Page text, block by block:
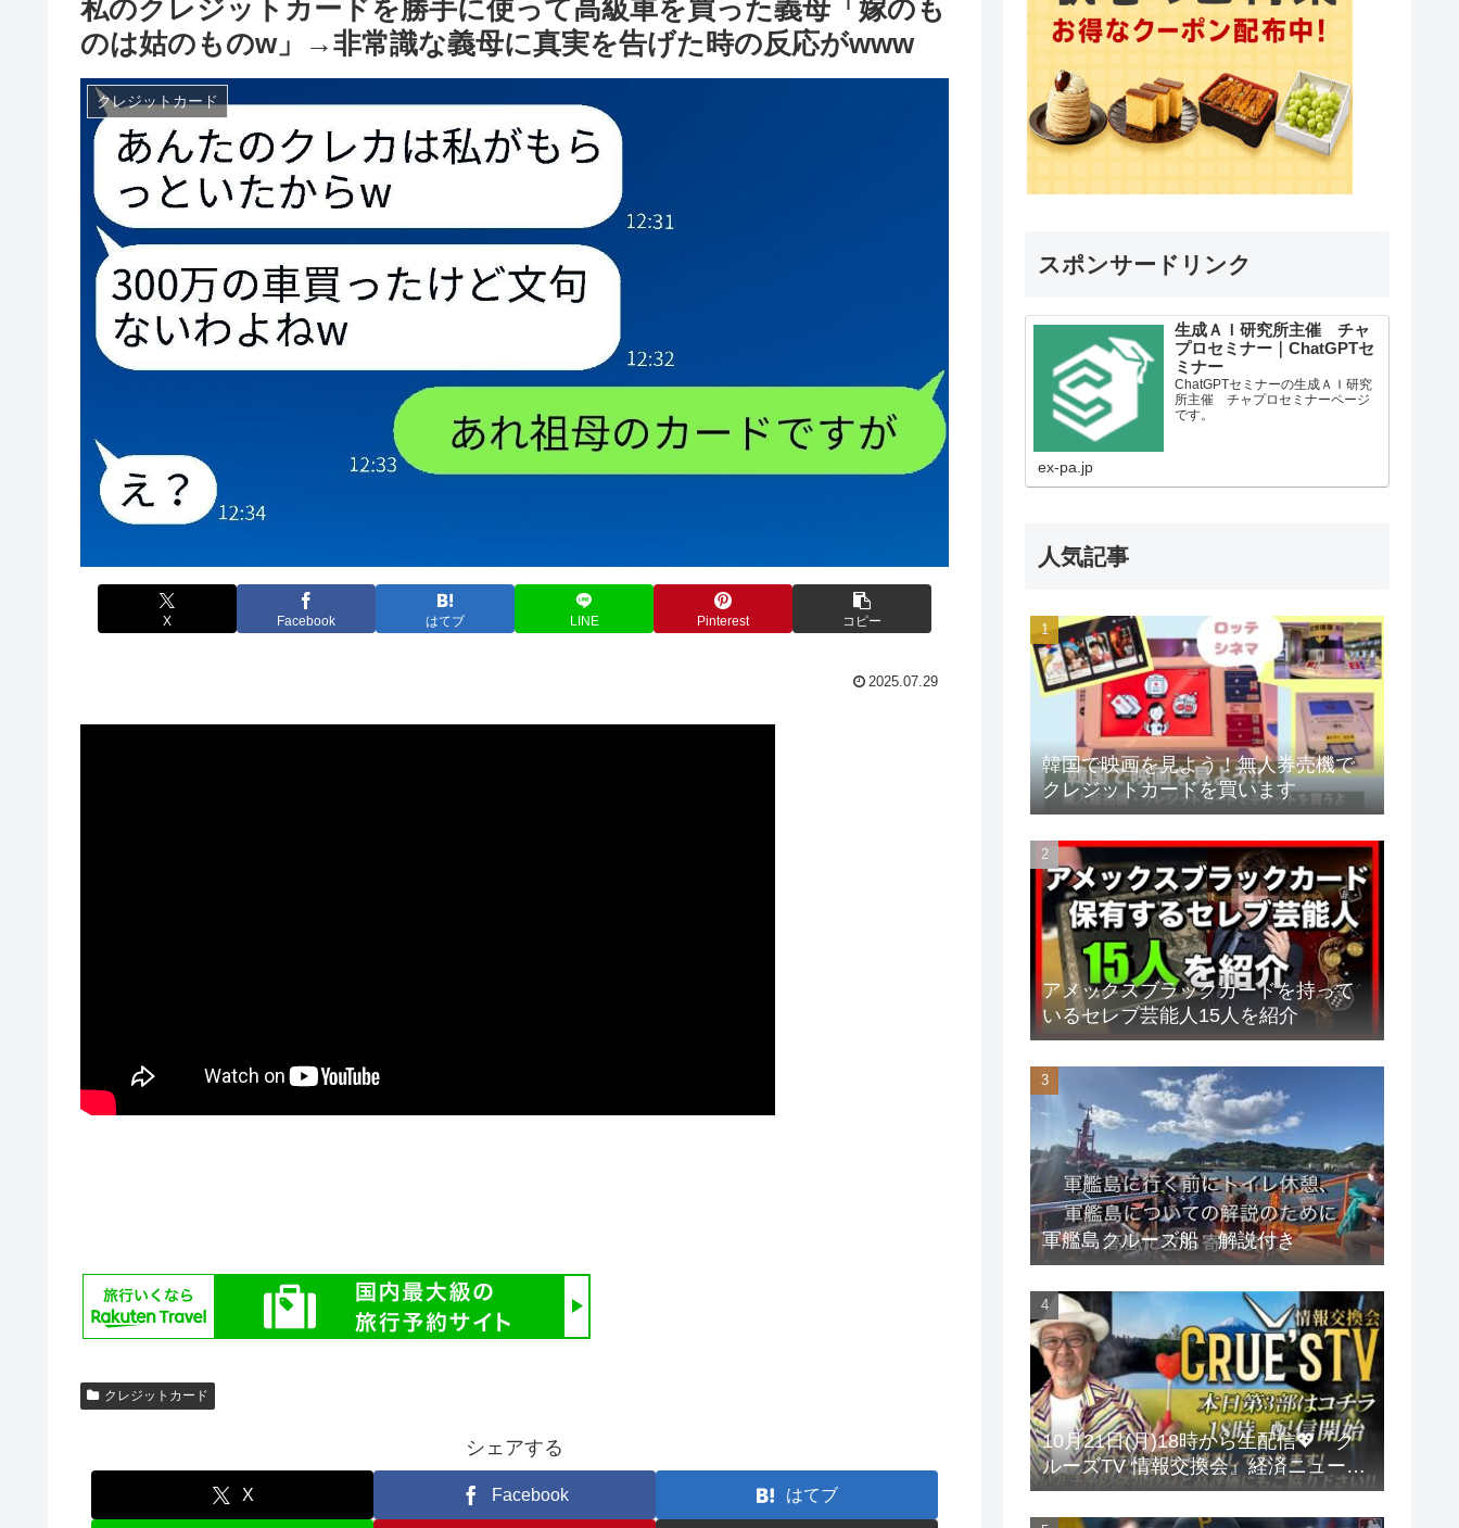
私のクレジットカードを勝手に使って高級車を買った義母「嫁のも
のは姑のものw」→非常識な義母に真実を告げた時の反応がwww
クレジットカード
X Facebook はてブ LINE Pinterest コピー
2025.07.29
クレジットカード
シェアする
X Facebook はてブ
スポンサードリンク
生成ＡＩ研究所主催 チャ
プロセミナー｜ChatGPTセ
ミナー
ChatGPTセミナーの生成ＡＩ研究
所主催 チャプロセミナーページ
です。
ex-pa.jp
人気記事
韓国で映画を見よう！無人券売機で
クレジットカードを買います
アメックスブラックカードを持って
いるセレブ芸能人15人を紹介
軍艦島クルーズ船 解説付き
10月21日(月)18時から生配信💖『ク
ルーズTV 情報交換会』経済ニュース
投資 株式市場 新NISA 投資信託 仮想
通貨 ビットコイン 不動産投資 為替